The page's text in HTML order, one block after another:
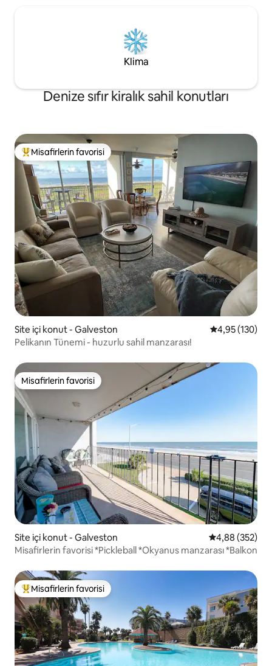
Klima
Denize sıfır kiralık sahil konutları
Misafirlerin favorilerinden en beğenilenler arasında
Misafirlerin favorisi
Site içi konut - Galveston 5 üzerinden
4,95 (130)
Pelikanın Tünemi - huzurlu sahil manzarası!
Misafirlerin favorisi
Misafirlerin favorisi
Site içi konut - Galveston 5 üzerinden
4,88 (352)
Misafirlerin favorisi *Pickleball *Okyanus manzarası *Balkon
Misafirlerin favorilerinden en beğenilenler arasında
Misafirlerin favorisi